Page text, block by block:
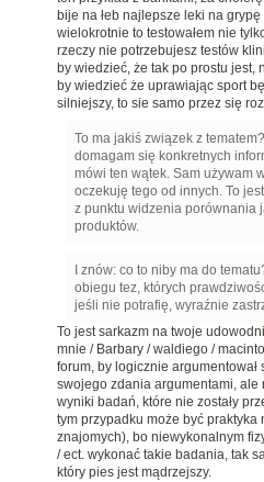
bije na łeb najlepsze leki na
wielokrotnie to testowałem nie
rzeczy nie potrzebujesz testów
by wiedzieć, że tak po prostu jest,
by wiedzieć że uprawiając sport
silniejszy, to sie samo przez się
To ma jakiś związek z
domagam się konkretnych
mówi ten wątek. Sam używam
oczekuję tego od innych. To
z punktu widzenia porównania
produktów.
I znów: co to niby ma do
obiegu tez, których
jeśli nie potrafię, wyraźnie
To jest sarkazm na twoje
mnie / Barbary / waldiego /
forum, by logicznie argumentował
swojego zdania argumentami, ale
wyniki badań, które nie zostały
tym przypadku może być
znajomych), bo niewykonalnym
/ ect. wykonać takie badania, tak
który pies jest mądrzejszy.